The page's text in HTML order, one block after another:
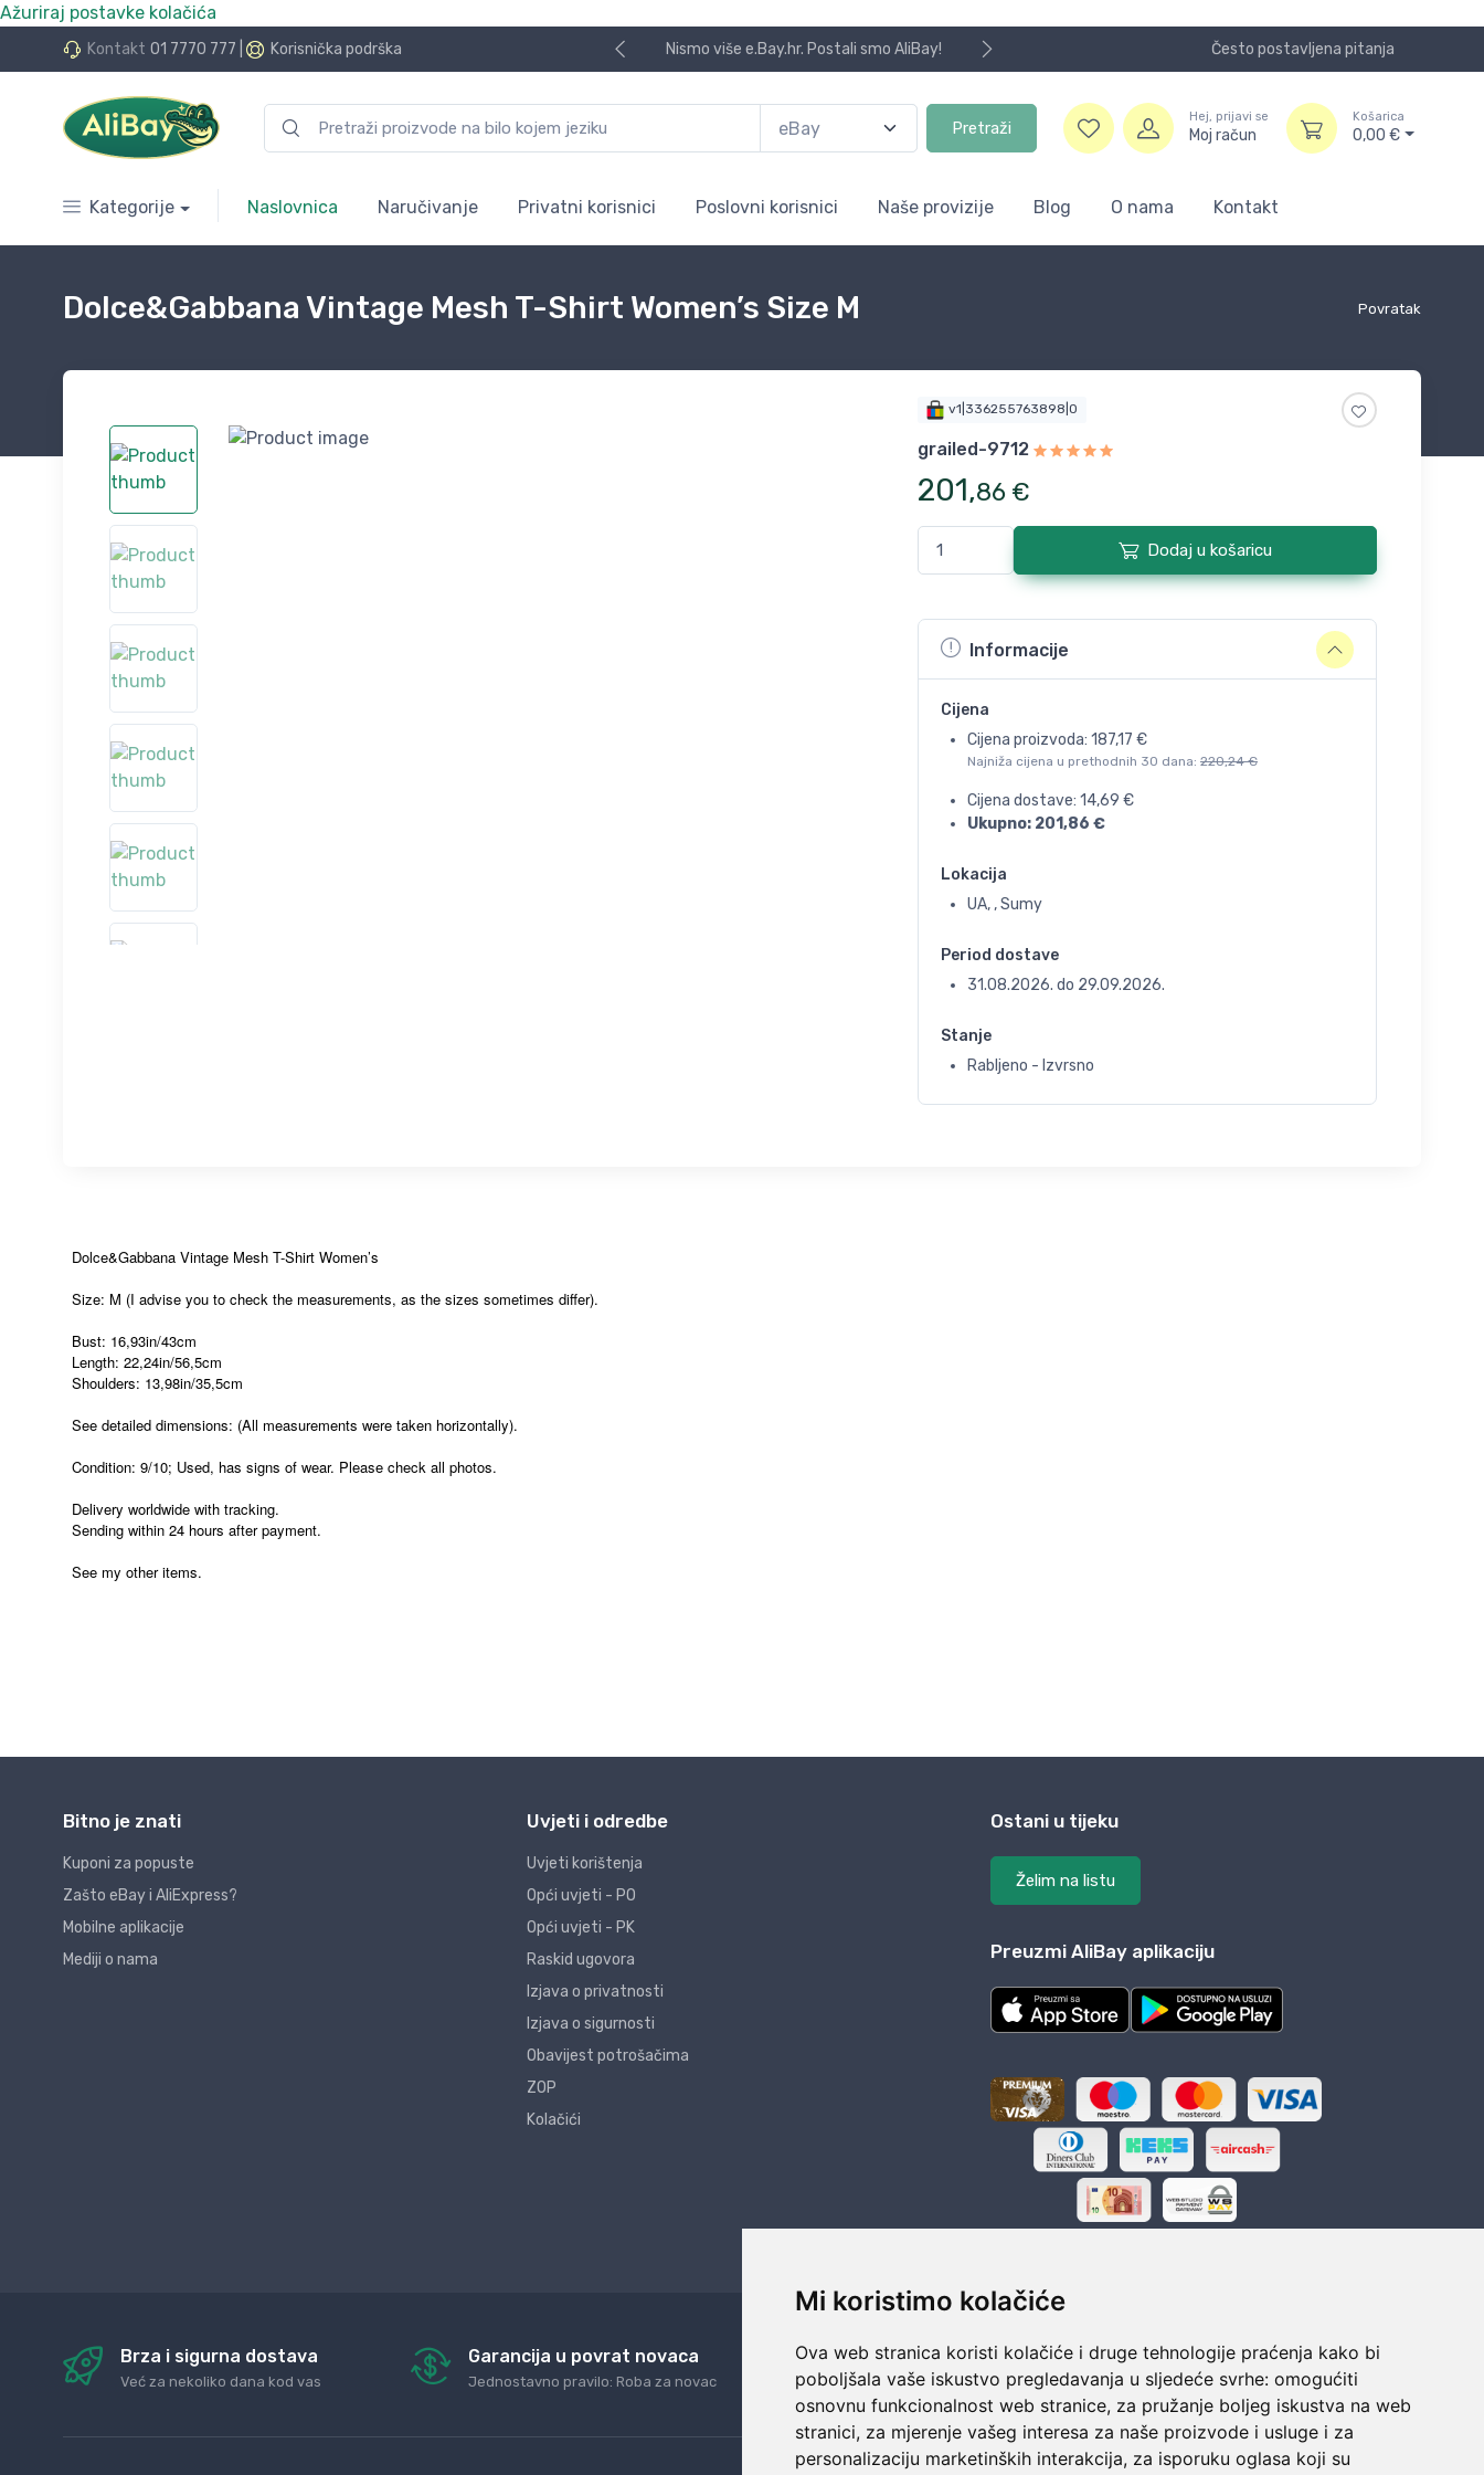
Mi koristimo kolačiće
Ova web stranica koristi kolačiće i druge tehnologije praćenja kako bi
poboljšala vaše iskustvo pregledavanja u sljedeće svrhe: omogućiti
osnovnu funkcionalnost web stranice, za pružanje boljeg iskustva na web
stranici, za mjerenje vašeg interesa za naše proizvode i usluge i za
personalizaciju marketinških interakcija, za isporuku oglasa koji su
Ažuriraj postavke kolačića
Kontakt 01 7770 777 Korisnička podrška
24 rate bez kamata Nismo više e.Bay.hr. Postali smo AliBay! Često postavljena pitanja
Pretraži
Hej, prijavi se
Moj račun
Košarica
0,00 €
Kategorije Naslovnica Naručivanje Privatni korisnici Poslovni korisnici Naše provizije Blog O nama Kontakt
Povratak
Dolce&Gabbana Vintage Mesh T-Shirt Women’s Size M
v1|336255763898|0
grailed-9712
201,86 €
Dodaj u košaricu
Informacije
Cijena
Cijena proizvoda: 187,17 €
Najniža cijena u prethodnih 30 dana: 220,24 €
Cijena dostave: 14,69 €
Ukupno: 201,86 €
Lokacija
UA, , Sumy
Period dostave
31.08.2026. do 29.09.2026.
Stanje
Rabljeno - Izvrsno
Bitno je znati
Kuponi za popuste
Zašto eBay i AliExpress?
Mobilne aplikacije
Mediji o nama
Uvjeti i odredbe
Uvjeti korištenja
Opći uvjeti - PO
Opći uvjeti - PK
Raskid ugovora
Izjava o privatnosti
Izjava o sigurnosti
Obavijest potrošačima
ZOP
Kolačići
Ostani u tijeku
Želim na listu
Preuzmi AliBay aplikaciju
Brza i sigurna dostava
Već za nekoliko dana kod vas
Garancija u povrat novaca
Jednostavno pravilo: Roba za novac
24/7 odlična podrška
Naši agenti uvijek na raspolaganju
Sigurno obročno plaćanje
Do 24 rata bez kamata